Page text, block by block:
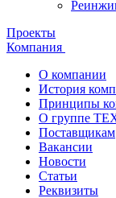
Проекты
Компания
О компании
История
Принципы
О группе
Поставщикам
Вакансии
Новости
Статьи
Реквизиты